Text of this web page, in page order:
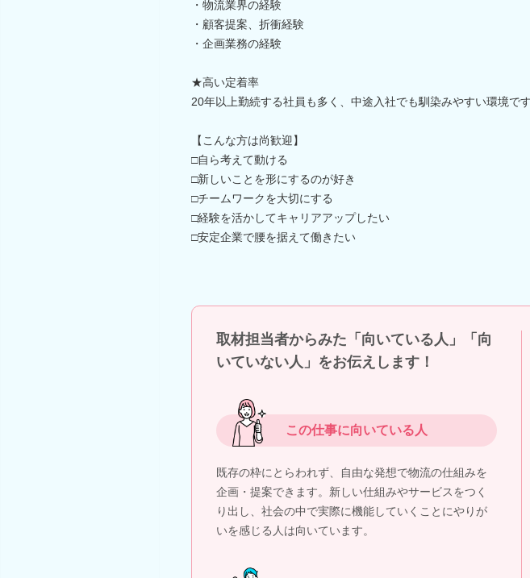
・物流業界の経験
・顧客提案、折衝経験
・企画業務の経験
★高い定着率
20年以上勤続する社員も多く、中途入社でも馴染みやすい環境です
【こんな方は尚歓迎】
□自ら考えて動ける
□新しいことを形にするのが好き
□チームワークを大切にする
□経験を活かしてキャリアアップしたい
□安定企業で腰を据えて働きたい
取材担当者からみた「向いている人」「向
いていない人」をお伝えします！
この仕事に向いている人
既存の枠にとらわれず、自由な発想で物流の仕組みを
企画・提案できます。新しい仕組みやサービスをつく
り出し、社会の中で実際に機能していくことにやりが
いを感じる人は向いています。